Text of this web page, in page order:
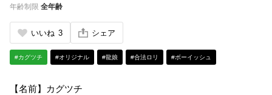
年齢制限 全年齢
いいね 3 シェア
#カグツチ #オリジナル #龍娘 #合法ロリ #ボーイッシュ
【名前】カグツチ